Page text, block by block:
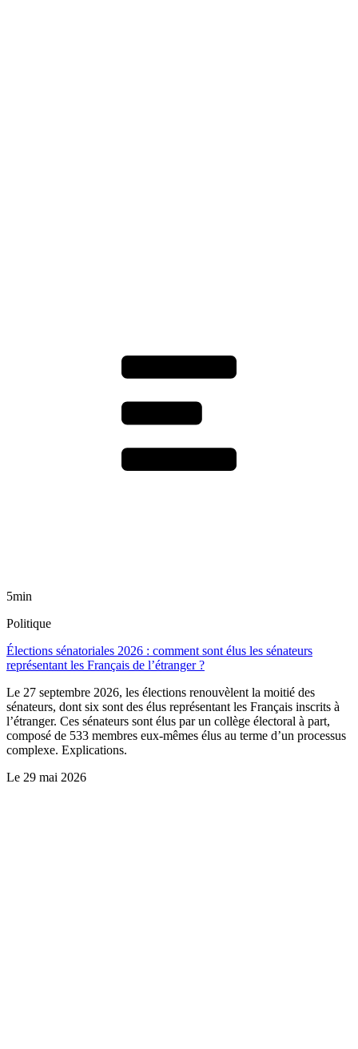
5min
Politique
Élections sénatoriales 2026 : comment sont élus les sénateurs
représentant les Français de l’étranger ?
Le 27 septembre 2026, les élections renouvèlent la moitié des
sénateurs, dont six sont des élus représentant les Français inscrits à
l’étranger. Ces sénateurs sont élus par un collège électoral à part,
composé de 533 membres eux-mêmes élus au terme d’un processus
complexe. Explications.
Le 29 mai 2026